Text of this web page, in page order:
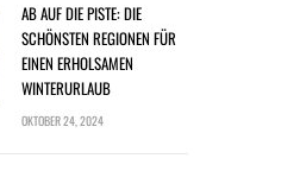
AB AUF DIE PISTE: DIE
SCHÖNSTEN REGIONEN FÜR
EINEN ERHOLSAMEN
WINTERURLAUB
OKTOBER 24, 2024